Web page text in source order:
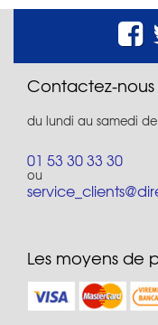
Contactez-nous
du lundi au samedi de
01 53 30 33 30
ou
Les moyens de